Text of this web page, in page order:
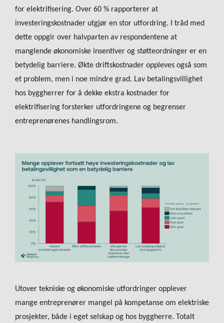
for elektrifisering. Over 60 % rapporterer at
investeringskostnader utgjør en stor utfordring. I tråd med
dette oppgir over halvparten av respondentene at
manglende økonomiske insentiver og støtteordninger er en
betydelig barriere. Økte driftskostnader oppleves også som
et problem, men i noe mindre grad. Lav betalingsvillighet
hos byggherrer for å dekke ekstra kostnader for
elektrifisering forsterker utfordringene og begrenser
entreprenørenes handlingsrom.
Utover tekniske og økonomiske utfordringer opplever
mange entreprenører mangel på kompetanse om elektriske
prosjekter, både i eget selskap og hos byggherre. Totalt